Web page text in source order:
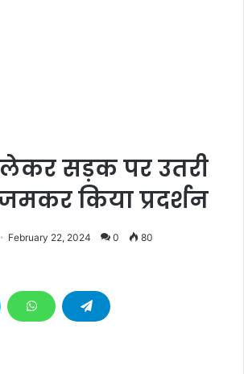
लेकर सड़क पर उतरी
किया प्रदर्शन
February 22, 2024 0 80